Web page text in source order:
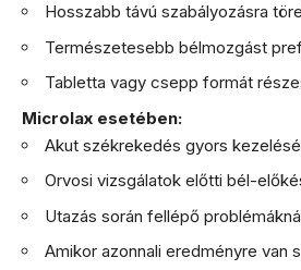
Hosszabb távú szabályozásra
Természetesebb bélmozgást
Tabletta vagy csepp formát
Microlax esetében:
Akut székrekedés gyors
Orvosi vizsgálatok előtti bél-
Utazás során fellépő
Amikor azonnali eredményre van